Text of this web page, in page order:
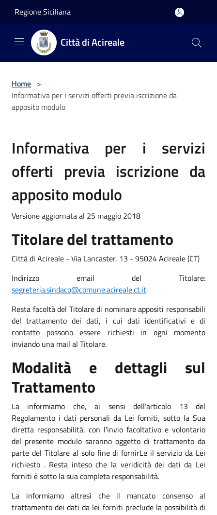
Regione Siciliana
Città di Acireale
Home >
Informativa per i servizi offerti previa iscrizione da
apposito modulo
Informativa per i servizi
offerti previa iscrizione da
apposito modulo
Versione aggiornata al 25 maggio 2018
Titolare del trattamento
Città di Acireale - Via Lancaster, 13 - 95024 Acireale (CT)
Indirizzo email del Titolare:
segreteria.sindaco@comune.acireale.ct.it
Resta facoltà del Titolare di nominare appositi responsabili
del trattamento dei dati, i cui dati identificativi e di
contatto possono essere richiesti in ogni momento
inviando una mail al Titolare.
Modalità e dettagli sul
Trattamento
La informiamo che, ai sensi dell'articolo 13 del
Regolamento i dati personali da Lei forniti, sotto la Sua
diretta responsabilità, con l'invio facoltativo e volontario
del presente modulo saranno oggetto di trattamento da
parte del Titolare al solo fine di fornirLe il servizio da Lei
richiesto . Resta inteso che la veridicità dei dati da Lei
forniti è sotto la sua completa responsabilità.
La informiamo altresì che il mancato consenso al
trattamento dei dati da lei forniti preclude la possibilità di